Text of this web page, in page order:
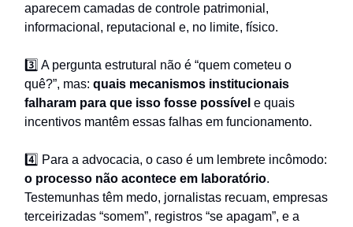
aparecem camadas de controle patrimonial,
informacional, reputacional e, no limite, físico.
3️⃣ A pergunta estrutural não é “quem cometeu o
quê?”, mas: quais mecanismos institucionais
falharam para que isso fosse possível e quais
incentivos mantêm essas falhas em funcionamento.
4️⃣ Para a advocacia, o caso é um lembrete incômodo:
o processo não acontece em laboratório.
Testemunhas têm medo, jornalistas recuam, empresas
terceirizadas “somem”, registros “se apagam”, e a